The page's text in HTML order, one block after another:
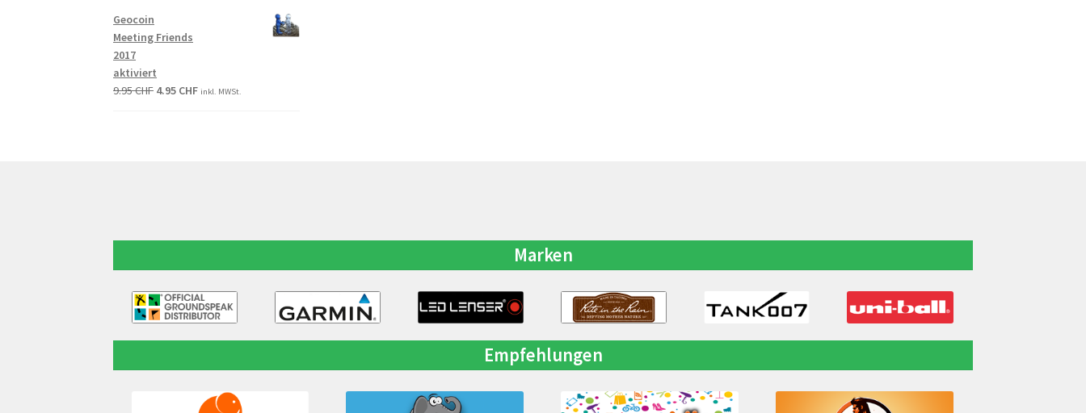
Geocoin
Meeting Friends
2017
aktiviert
9.95CHF 4.95 CHF inkl. MWSt.
Marken
Empfehlungen